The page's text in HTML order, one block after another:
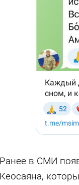
Ранее в СМИ
Кеосаяна,